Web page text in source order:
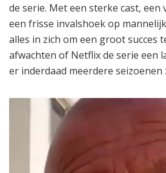
de serie. Met een sterke cast,
een frisse invalshoek op
alles in zich om een groot succes
afwachten of Netflix de serie een
er inderdaad meerdere seizoenen